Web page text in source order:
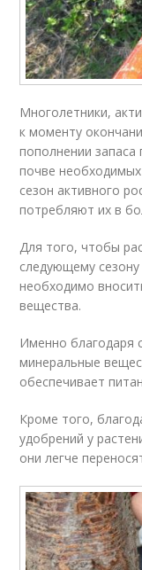
Многолетники,
к моменту
пополнении
почве
сезон активного
потребляют их в
Для того, чтобы
следующему
необходимо
вещества.
Именно благодаря
минеральные
обеспечивает
Кроме того,
удобрений у
они легче